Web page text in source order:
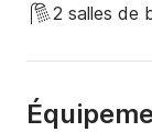
2 salles de